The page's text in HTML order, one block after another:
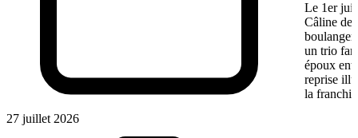
27 juillet 2026
Le 1er
Câline de
un trio
époux
reprise
la